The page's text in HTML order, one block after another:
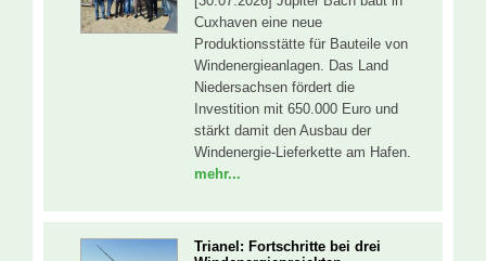
Cuxhaven eine neue
Produktionsstätte für Bauteile von
Windenergieanlagen. Das Land
Niedersachsen fördert die
Investition mit 650.000 Euro und
stärkt damit den Ausbau der
Windenergie-Lieferkette am Hafen.
mehr...
Trianel: Fortschritte bei drei